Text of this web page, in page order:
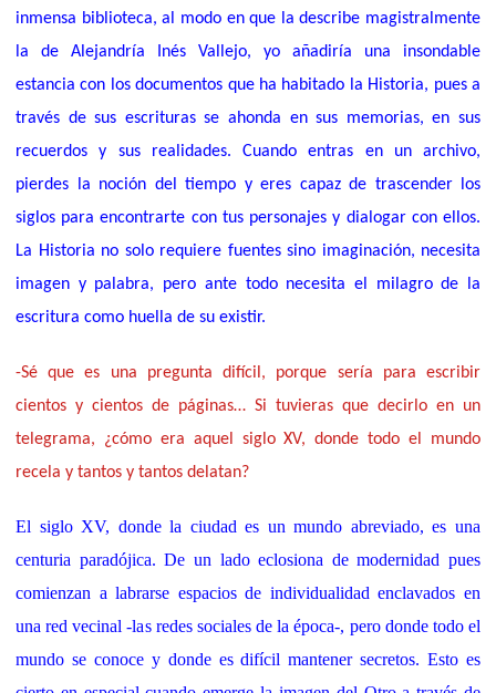
inmensa biblioteca, al modo en que la describe magistralmente
la de Alejandría Inés Vallejo, yo añadiría una insondable
estancia con los documentos que ha habitado la Historia, pues a
través de sus escrituras se ahonda en sus memorias, en sus
recuerdos y sus realidades. Cuando entras en un archivo,
pierdes la noción del tiempo y eres capaz de trascender los
siglos para encontrarte con tus personajes y dialogar con ellos.
La Historia no solo requiere fuentes sino imaginación, necesita
imagen y palabra, pero ante todo necesita el milagro de la
escritura como huella de su existir.
-Sé que es una pregunta difícil, porque sería para escribir
cientos y cientos de páginas… Si tuvieras que decirlo en un
telegrama, ¿cómo era aquel siglo XV, donde todo el mundo
recela y tantos y tantos delatan?
El siglo XV, dondela ciudad es un mundo abreviado,es una
centuria paradójica. De un lado eclosiona de modernidad pues
comienzan a labrarse espacios de individualidad enclavados en
una red vecinal -las redes sociales de la época-, pero donde todo el
mundo se conoce y donde es difícil mantener secretos. Esto es